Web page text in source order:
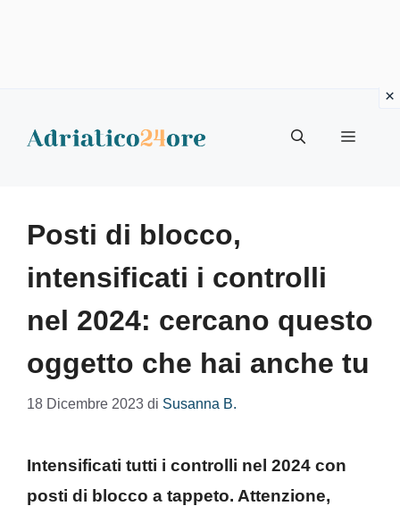
Menu
Posti di blocco,
intensificati i controlli
nel 2024: cercano questo
oggetto che hai anche tu
18 Dicembre 2023 di Susanna B.
Intensificati tutti i controlli nel 2024 con
posti di blocco a tappeto. Attenzione,